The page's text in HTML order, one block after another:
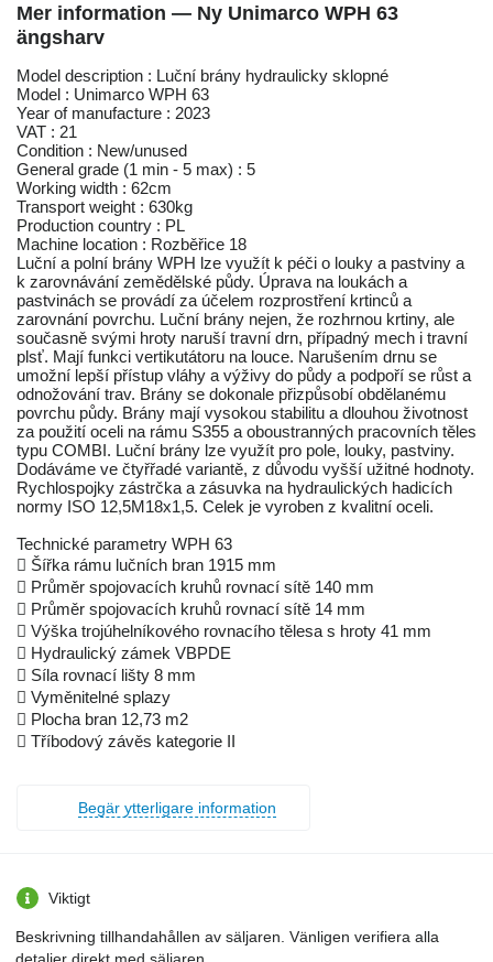
Mer information — Ny Unimarco WPH 63
ängsharv
Model description : Luční brány hydraulicky sklopné
Model : Unimarco WPH 63
Year of manufacture : 2023
VAT : 21
Condition : New/unused
General grade (1 min - 5 max) : 5
Working width : 62cm
Transport weight : 630kg
Production country : PL
Machine location : Rozběřice 18
Luční a polní brány WPH lze využít k péči o louky a pastviny a
k zarovnávání zemědělské půdy. Úprava na loukách a
pastvinách se provádí za účelem rozprostření krtinců a
zarovnání povrchu. Luční brány nejen, že rozhrnou krtiny, ale
současně svými hroty naruší travní drn, případný mech i travní
plsť. Mají funkci vertikutátoru na louce. Narušením drnu se
umožní lepší přístup vláhy a výživy do půdy a podpoří se růst a
odnožování trav. Brány se dokonale přizpůsobí obdělanému
povrchu půdy. Brány mají vysokou stabilitu a dlouhou životnost
za použití oceli na rámu S355 a oboustranných pracovních těles
typu COMBI. Luční brány lze využít pro pole, louky, pastviny.
Dodáváme ve čtyřřadé variantě, z důvodu vyšší užitné hodnoty.
Rychlospojky zástrčka a zásuvka na hydraulických hadicích
normy ISO 12,5M18x1,5. Celek je vyroben z kvalitní oceli.
Technické parametry WPH 63
 Šířka rámu lučních bran 1915 mm
 Průměr spojovacích kruhů rovnací sítě 140 mm
 Průměr spojovacích kruhů rovnací sítě 14 mm
 Výška trojúhelníkového rovnacího tělesa s hroty 41 mm
 Hydraulický zámek VBPDE
 Síla rovnací lišty 8 mm
 Vyměnitelné splazy
 Plocha bran 12,73 m2
 Tříbodový závěs kategorie II
Begär ytterligare information
Viktigt
Beskrivning tillhandahållen av säljaren. Vänligen verifiera alla